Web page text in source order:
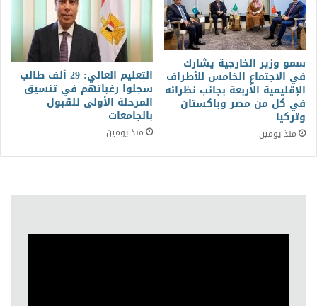
سمو وزير الخارجية يشارك
في الاجتماع الخامس للأطراف
الإقليمية الأربعة بجانب نظرائه
في كل من مصر وباكستان
وتركيا
منذ يومين
التعليم العالي: 29 ألف طالب
سجلوا رغباتهم في تنسيق
المرحلة الأولى للقبول
بالجامعات
منذ يومين